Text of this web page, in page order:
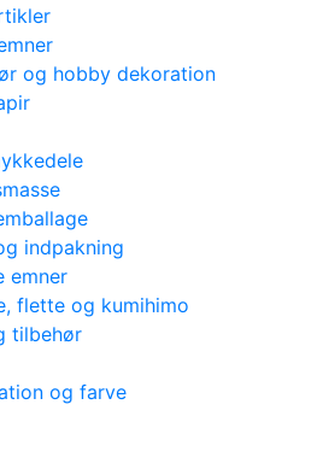
og hobby dekoration
indpakning
emner
flette og kumihimo
tilbehør
og farve